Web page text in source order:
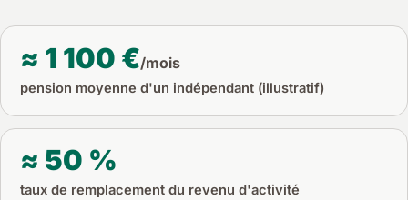
≈ 1 100 €/mois
pension moyenne d'un indépendant (illustratif)
≈ 50 %
taux de remplacement du revenu d'activité